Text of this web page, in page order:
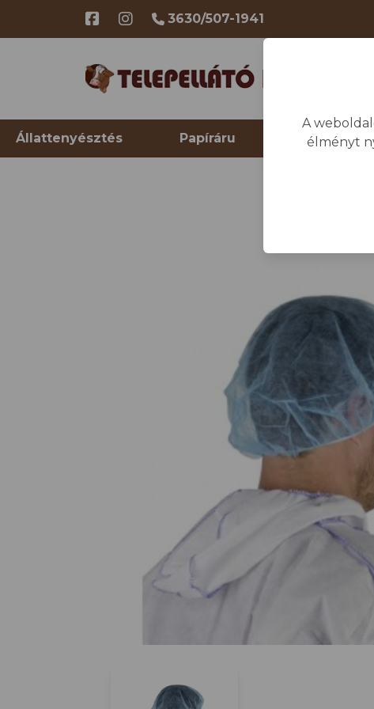
3630/507-1941
Állattenyésztés Papíráru Telep
A
élményt